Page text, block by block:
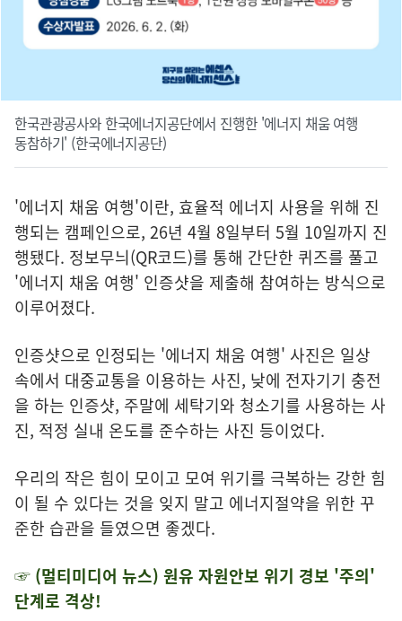
한국관광공사와 한국에너지공단에서 진행한 '에너지 채움 여행
동참하기' (한국에너지공단)
'에너지 채움 여행'이란, 효율적 에너지 사용을 위해 진
행되는 캠페인으로, 26년 4월 8일부터 5월 10일까지 진
행됐다. 정보무늬(QR코드)를 통해 간단한 퀴즈를 풀고
'에너지 채움 여행' 인증샷을 제출해 참여하는 방식으로
이루어졌다.
인증샷으로 인정되는 '에너지 채움 여행' 사진은 일상
속에서 대중교통을 이용하는 사진, 낮에 전자기기 충전
을 하는 인증샷, 주말에 세탁기와 청소기를 사용하는 사
진, 적정 실내 온도를 준수하는 사진 등이었다.
우리의 작은 힘이 모이고 모여 위기를 극복하는 강한 힘
이 될 수 있다는 것을 잊지 말고 에너지절약을 위한 꾸
준한 습관을 들였으면 좋겠다.
☞ (멀티미디어 뉴스) 원유 자원안보 위기 경보 '주의'
단계로 격상!